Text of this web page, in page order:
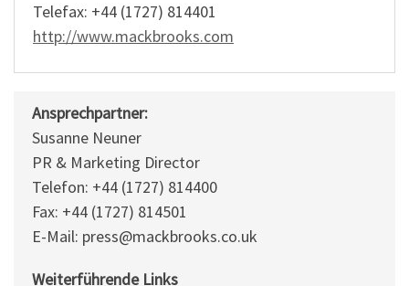
Telefax: +44 (1727) 814401
http://www.mackbrooks.com
Ansprechpartner:
Susanne Neuner
PR & Marketing Director
Telefon: +44 (1727) 814400
Fax: +44 (1727) 814501
E-Mail: press@mackbrooks.co.uk
Weiterführende Links